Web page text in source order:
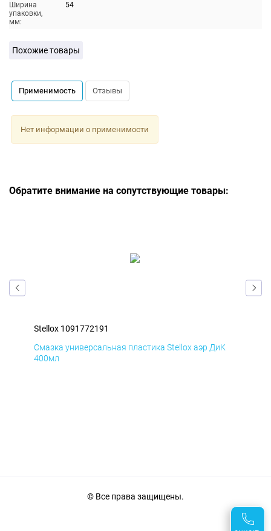
Ширина
упаковки,
мм:
54
Похожие товары
Применимость Отзывы
Нет информации о применимости
Обратите внимание на сопутствующие товары:
Stellox 1091772191
Смазка универсальная пластика Stellox аэр ДиК
400мл
© Все права защищены.